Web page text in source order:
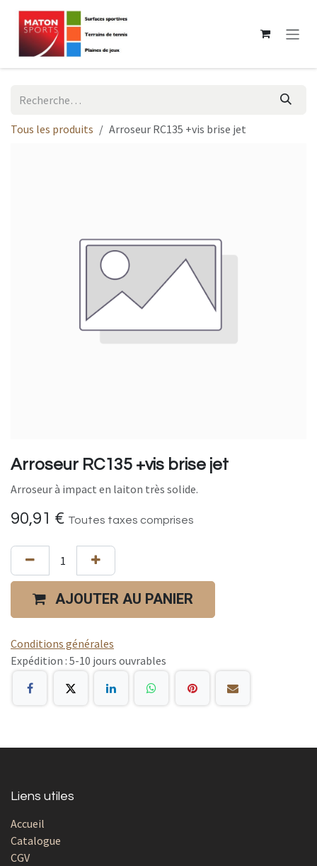
Se rendre au contenu
Tous les produits Arroseur RC135 +vis brise jet
Arroseur RC135 +vis brise jet
Arroseur à impact en laiton très solide.
90,91 € Toutes taxes comprises
AJOUTER AU PANIER
Conditions générales
Expédition : 5-10 jours ouvrables
Liens utiles
Accueil
Catalogue
CGV